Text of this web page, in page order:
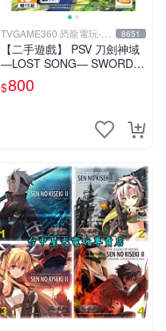
TVGAME360 恐龍電玩-台
中店
8651
【二手遊戲】 PSV 刀劍神域
―LOST SONG― SWORD A
RT ONLINE 中文版【台中恐
龍電玩】
$800